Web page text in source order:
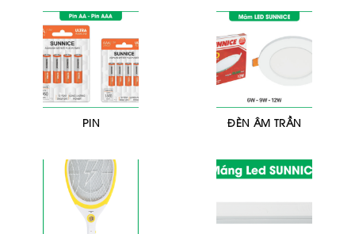
PIN ĐÈN ÂM TRẦN